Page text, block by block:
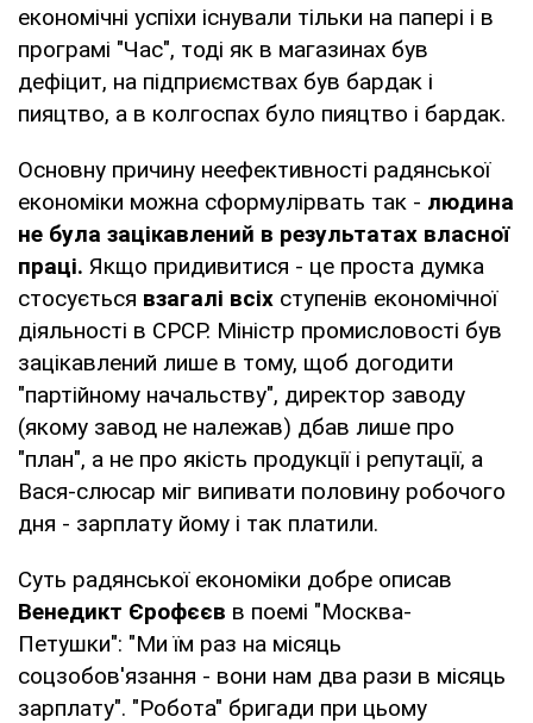
економічні успіхи існували тільки на папері і в
програмі "Час", тоді як в магазинах був
дефіцит, на підприємствах був бардак і
пияцтво, а в колгоспах було пияцтво і бардак.
Основну причину неефективності радянської
економіки можна сформулірвать так - людина
не була зацікавлений в результатах власної
праці. Якщо придивитися - це проста думка
стосується взагалі всіх ступенів економічної
діяльності в СРСР. Міністр промисловості був
зацікавлений лише в тому, щоб догодити
"партійному начальству", директор заводу
(якому завод не належав) дбав лише про
"план", а не про якість продукції і репутації, а
Вася-слюсар міг випивати половину робочого
дня - зарплату йому і так платили.
Суть радянської економіки добре описав
Венедикт Єрофєєв в поемі "Москва-
Петушки": "Ми їм раз на місяць
соцзобов'язання - вони нам два рази в місяць
зарплату". "Робота" бригади при цьому